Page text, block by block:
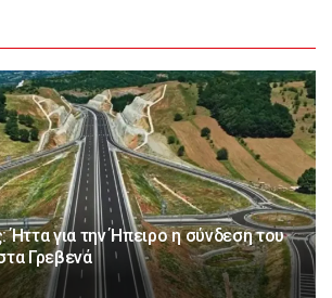
Ήττα για την Ήπειρο η σύνδεση του
Γρεβενά